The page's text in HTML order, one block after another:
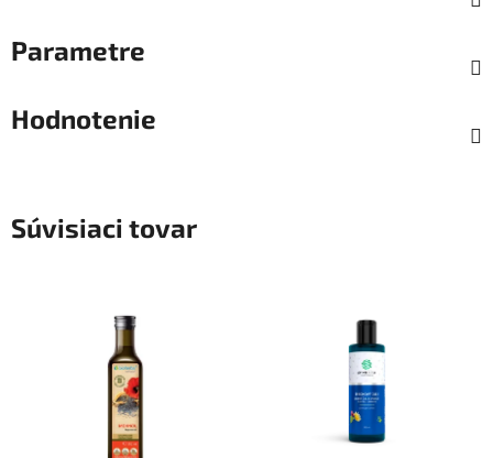
Parametre
Hodnotenie
Súvisiaci tovar